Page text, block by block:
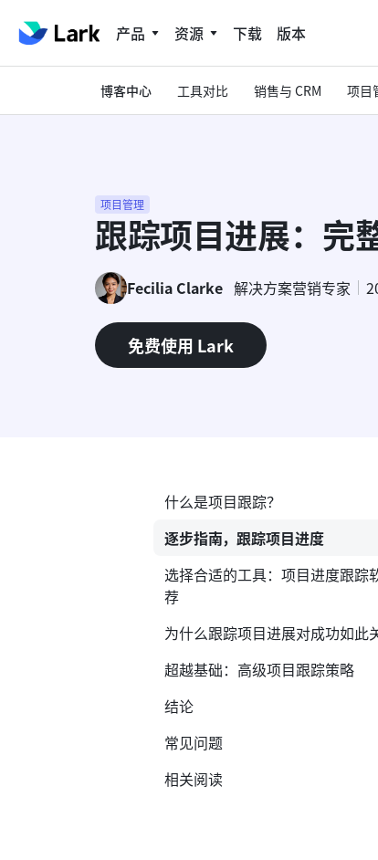
产品 资源 下载 版本
博客中心 工具对比 销售与 CRM 项目
项目管理
跟踪项目进展：完
Fecilia Clarke 解决方案营销专家
免费使用 Lark
什么是项目跟踪？
逐步指南，跟踪项目进度
选择合适的工具：项目进度跟踪
荐
为什么跟踪项目进展对成功如此
超越基础：高级项目跟踪策略
结论
常见问题
相关阅读